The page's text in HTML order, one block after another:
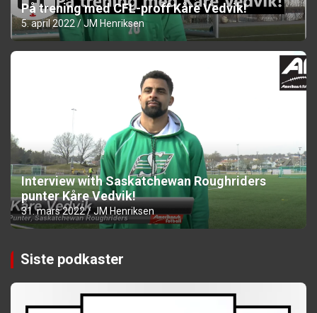
På trening med CFL-proff Kåre Vedvik!
5. april 2022 JM Henriksen
Interview with Saskatchewan Roughriders
punter Kåre Vedvik!
31. mars 2022 JM Henriksen
Siste podkaster